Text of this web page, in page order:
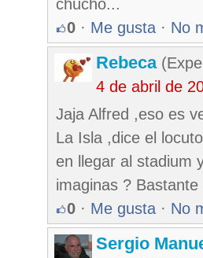
chucho...
0 · Me gusta · No
Rebeca
4 de abril de
Jaja Alfred ,eso es
La Isla ,dice el
en llegar al stadium
imaginas ?
0 · Me gusta · No
Sergio